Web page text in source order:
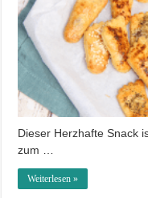
Dieser Herzhafte Snack
zum …
Weiterlesen »